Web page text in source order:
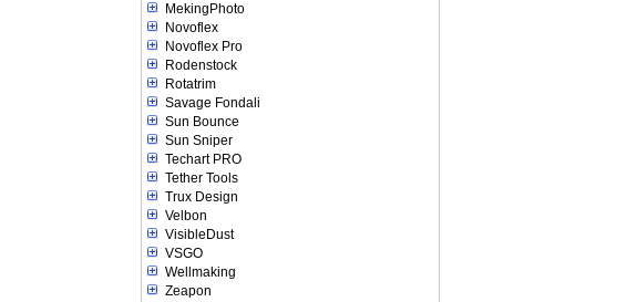
MekingPhoto
Novoflex
Novoflex Pro
Rodenstock
Rotatrim
Savage Fondali
Sun Bounce
Sun Sniper
Techart PRO
Tether Tools
Trux Design
Velbon
VisibleDust
VSGO
Wellmaking
Zeapon